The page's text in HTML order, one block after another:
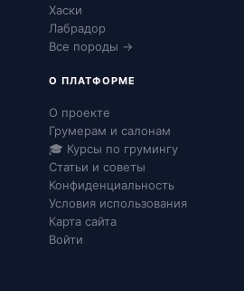
Хаски
Лабрадор
Все породы →
О ПЛАТФОРМЕ
О проекте
Грумерам и салонам
🎓 Курсы по грумингу
Статьи и советы
Конфиденциальность
Условия использования
Карта сайта
Войти